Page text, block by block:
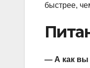
быстрее,
— А как вы